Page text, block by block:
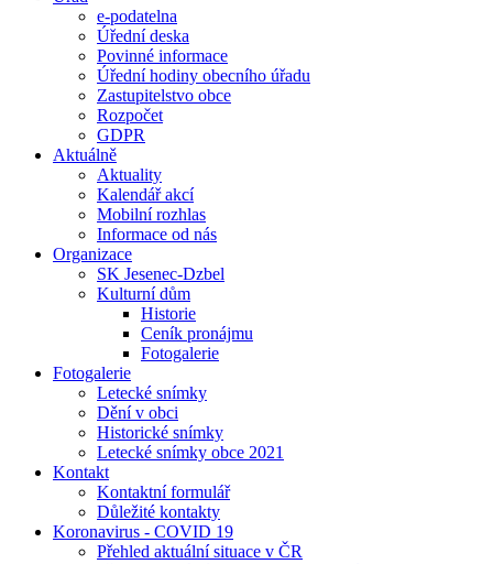
e-podatelna
Úřední deska
Povinné informace
Úřední hodiny obecního úřadu
Zastupitelstvo obce
Rozpočet
GDPR
Aktuálně
Aktuality
Kalendář akcí
Mobilní rozhlas
Informace od nás
Organizace
SK Jesenec-Dzbel
Kulturní dům
Historie
Ceník pronájmu
Fotogalerie
Fotogalerie
Letecké snímky
Dění v obci
Historické snímky
Letecké snímky obce 2021
Kontakt
Kontaktní formulář
Důležité kontakty
Koronavirus - COVID 19
Přehled aktuální situace v ČR